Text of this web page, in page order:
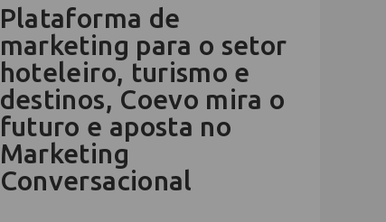
Plataforma de
marketing para o setor
hoteleiro, turismo e
destinos, Coevo mira o
futuro e aposta no
Marketing
Conversacional